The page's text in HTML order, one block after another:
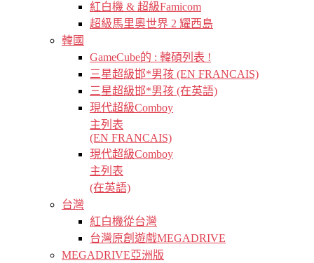
紅白機 & 超級Famicom
超級馬里奧世界 2 耀西島
韓國
GameCube的 : 韓碩列表 !
三星超級邯*男孩 (EN FRANCAIS)
三星超級邯*男孩 (在英語)
現代超級Comboy
主列表
(EN FRANCAIS)
現代超級Comboy
主列表
(在英語)
台灣
紅白機從台灣
台灣原創遊戲MEGADRIVE
MEGADRIVE亞洲版